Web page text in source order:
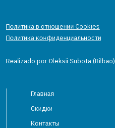
Политика в отношении Cookies
Политика конфиденциальности
Realizado por Oleksii Subota (Bilbao)
Главная
Скидки
Контакты